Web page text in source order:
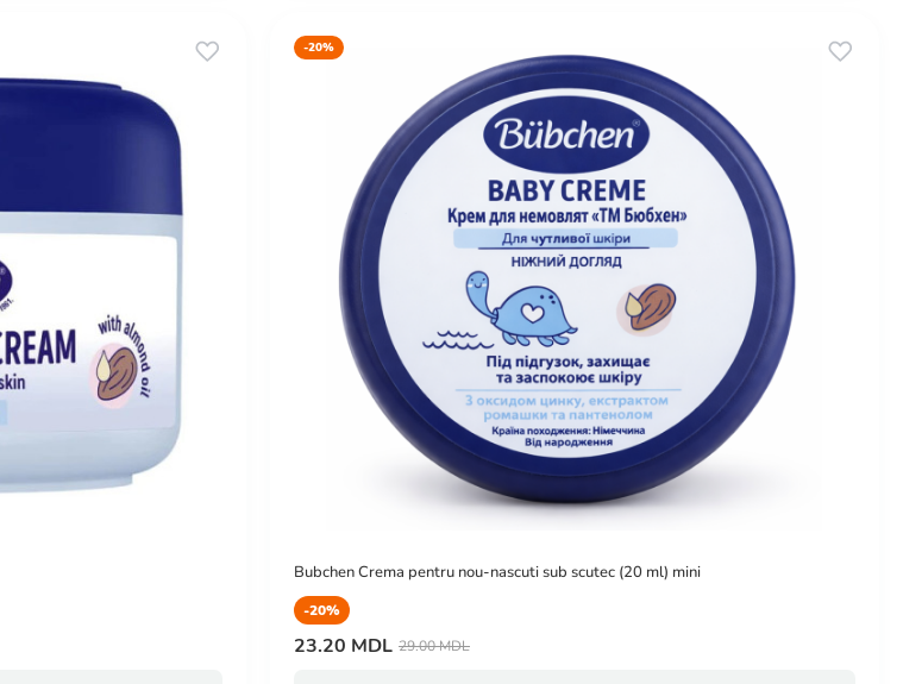
-20%
Bubchen Crema pentru nou-nascuti sub scutec (20 ml) mini
-20%
23.20 MDL 29.00 MDL